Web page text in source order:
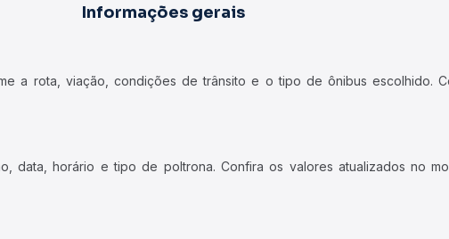
Informações gerais
a rota, viação, condições de trânsito e o tipo de ônibus escolhido.
data, horário e tipo de poltrona. Confira os valores atualizados no